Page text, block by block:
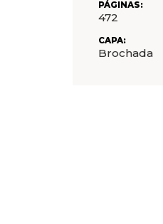
PÁGINAS:
472
CAPA:
Brochada